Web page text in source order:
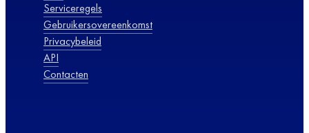
Serviceregels
Gebruikersovereenkomst
Privacybeleid
API
Contacten